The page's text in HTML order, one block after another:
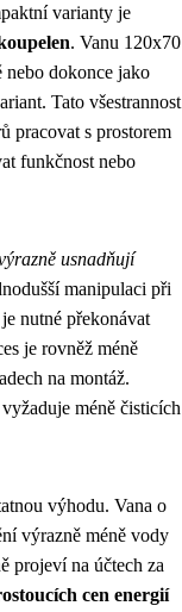
varianty je
. Vanu 120x70
nebo dokonce jako
Tato všestrannost
pracovat s prostorem
funkčnost nebo
usnadňují
manipulaci při
nutné překonávat
je rovněž méně
na montáž.
méně čisticích
výhodu. Vana o
výrazně méně vody
projeví na účtech za
cen energií